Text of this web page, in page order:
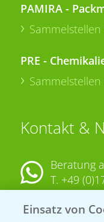
PAMIRA -
PRE -
Kontakt &
Beratung
T. +49
KONTAKT
Einsatz von